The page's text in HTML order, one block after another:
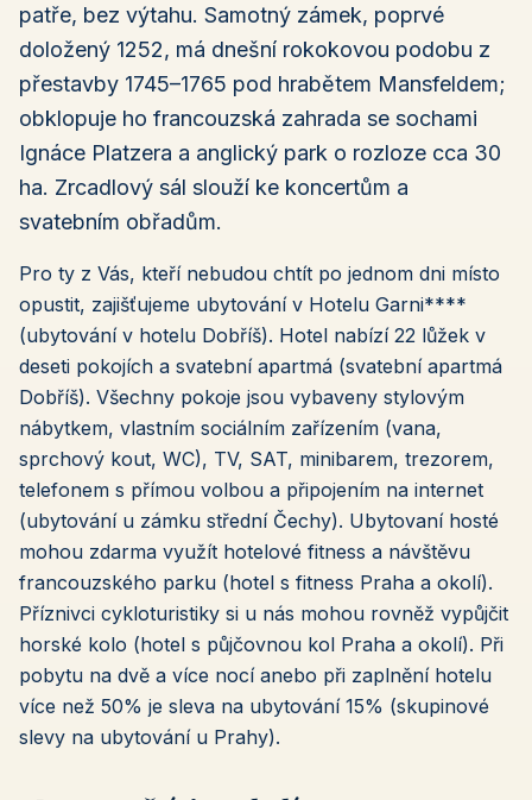
patře, bez výtahu. Samotný zámek, poprvé
doložený 1252, má dnešní rokokovou podobu z
přestavby 1745–1765 pod hrabětem Mansfeldem;
obklopuje ho francouzská zahrada se sochami
Ignáce Platzera a anglický park o rozloze cca 30
ha. Zrcadlový sál slouží ke koncertům a
svatebním obřadům.
Pro ty z Vás, kteří nebudou chtít po jednom dni místo
opustit, zajišťujeme ubytování v Hotelu Garni****
(ubytování v hotelu Dobříš). Hotel nabízí 22 lůžek v
deseti pokojích a svatební apartmá (svatební apartmá
Dobříš). Všechny pokoje jsou vybaveny stylovým
nábytkem, vlastním sociálním zařízením (vana,
sprchový kout, WC), TV, SAT, minibarem, trezorem,
telefonem s přímou volbou a připojením na internet
(ubytování u zámku střední Čechy). Ubytovaní hosté
mohou zdarma využít hotelové fitness a návštěvu
francouzského parku (hotel s fitness Praha a okolí).
Příznivci cykloturistiky si u nás mohou rovněž vypůjčit
horské kolo (hotel s půjčovnou kol Praha a okolí). Při
pobytu na dvě a více nocí anebo při zaplnění hotelu
více než 50% je sleva na ubytování 15% (skupinové
slevy na ubytování u Prahy).